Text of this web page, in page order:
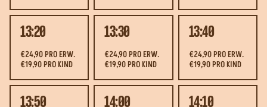
13:20
€24,90 PRO ERW.
€19,90 PRO KIND
13:30
€24,90 PRO ERW.
€19,90 PRO KIND
13:40
€24,90 PRO ERW.
€19,90 PRO KIND
13:50 14:00 14:10